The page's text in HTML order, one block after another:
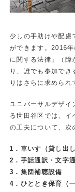
少しの手助けや配慮
ができます。2016
に関する法律」（障
り、誰でも参加でき
りはさらに求められ
ユニバーサルデザイ
る世田谷区では、イ
の工夫について、次
1．車いす（貸し出
2．手話通訳・文字
3．集団補聴設備
4．ひととき保育（